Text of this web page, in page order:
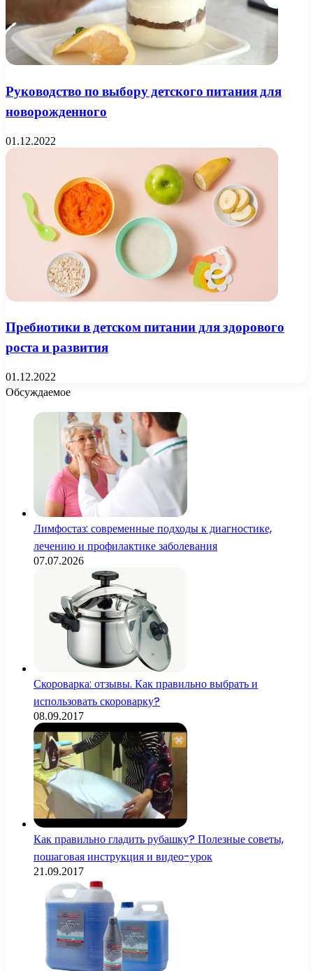
Руководство по выбору детского питания для
новорожденного
01.12.2022
Пребиотики в детском питании для здорового
роста и развития
01.12.2022
Обсуждаемое
Лимфостаз: современные подходы к диагностике,
лечению и профилактике заболевания
07.07.2026
Скороварка: отзывы. Как правильно выбрать и
использовать скороварку?
08.09.2017
Как правильно гладить рубашку? Полезные советы,
пошаговая инструкция и видео-урок
21.09.2017